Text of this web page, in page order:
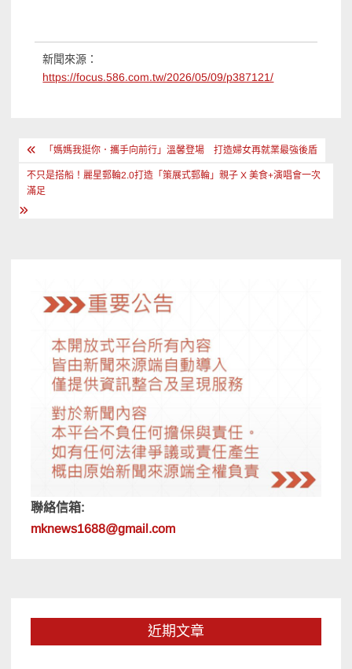
新聞來源：
https://focus.586.com.tw/2026/05/09/p387121/
文
章
導
「媽媽我挺你．攜手向前行」溫馨登場 打造婦女再就業最強後盾
不只是搭船！麗星郵輪2.0打造「策展式郵輪」親子 X 美食+演唱會一次
滿足
聯絡信箱:
mknews1688@gmail.com
近期文章